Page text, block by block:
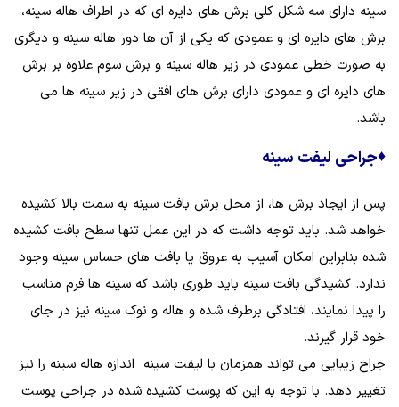
سینه دارای سه شکل کلی برش‌ های دایره‌ ای که در اطراف هاله سینه،
برش‌ های دایره‌ ای و عمودی که یکی از آن‌ ها دور هاله سینه و دیگری
به‌ صورت خطی عمودی در زیر هاله سینه و برش سوم علاوه بر برش
‌های دایره‌ ای و عمودی دارای برش‌ های افقی در زیر سینه‌ ها می
باشد.
♦جراحی لیفت سینه
پس از ایجاد برش‌ ها، از محل برش بافت سینه به سمت بالا کشیده
خواهد شد. باید توجه داشت که در این عمل تنها سطح بافت کشیده
شده بنابراین امکان آسیب به عروق یا بافت‌ های حساس سینه وجود
ندارد. کشیدگی بافت سینه باید طوری باشد که سینه‌ ها فرم مناسب
را پیدا نمایند، افتادگی برطرف شده و هاله و نوک سینه نیز در جای
خود قرار گیرند.
جراح زیبایی می‌ تواند همزمان با لیفت سینه اندازه هاله سینه را نیز
تغییر دهد. با توجه به این ‌که پوست کشیده شده در جراحی پوست